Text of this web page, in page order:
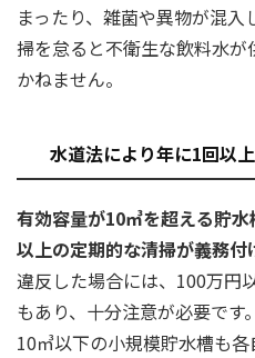
まったり、雑菌や異物が混
掃を怠ると不衛生な飲料水
かねません。
水道法により年に1回以
有効容量が10㎥を超える貯
以上の定期的な清掃が義務付
違反した場合には、100万円
もあり、十分注意が必要です。
10㎥以下の小規模貯水槽も